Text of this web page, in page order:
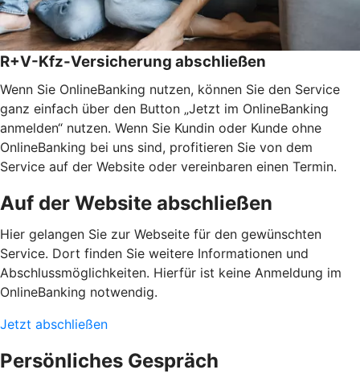
R+V-Kfz-Versicherung abschließen
Wenn Sie OnlineBanking nutzen, können Sie den Service
ganz einfach über den Button „Jetzt im OnlineBanking
anmelden“ nutzen. Wenn Sie Kundin oder Kunde ohne
OnlineBanking bei uns sind, profitieren Sie von dem
Service auf der Website oder vereinbaren einen Termin.
Auf der Website abschließen
Hier gelangen Sie zur Webseite für den gewünschten
Service. Dort finden Sie weitere Informationen und
Abschlussmöglichkeiten. Hierfür ist keine Anmeldung im
OnlineBanking notwendig.
Jetzt abschließen
Persönliches Gespräch